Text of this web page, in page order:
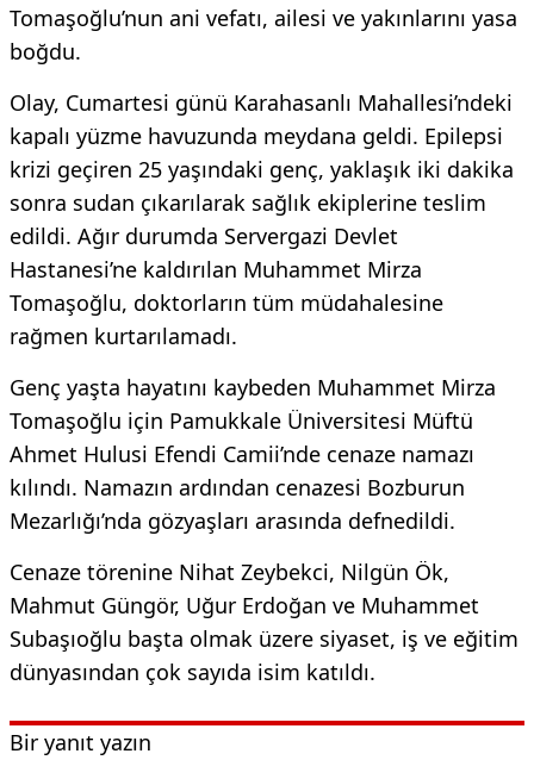
Tomaşoğlu’nun ani vefatı, ailesi ve yakınlarını yasa
boğdu.
Olay, Cumartesi günü Karahasanlı Mahallesi’ndeki
kapalı yüzme havuzunda meydana geldi. Epilepsi
krizi geçiren 25 yaşındaki genç, yaklaşık iki dakika
sonra sudan çıkarılarak sağlık ekiplerine teslim
edildi. Ağır durumda Servergazi Devlet
Hastanesi’ne kaldırılan Muhammet Mirza
Tomaşoğlu, doktorların tüm müdahalesine
rağmen kurtarılamadı.
Genç yaşta hayatını kaybeden Muhammet Mirza
Tomaşoğlu için Pamukkale Üniversitesi Müftü
Ahmet Hulusi Efendi Camii’nde cenaze namazı
kılındı. Namazın ardından cenazesi Bozburun
Mezarlığı’nda gözyaşları arasında defnedildi.
Cenaze törenine Nihat Zeybekci, Nilgün Ök,
Mahmut Güngör, Uğur Erdoğan ve Muhammet
Subaşıoğlu başta olmak üzere siyaset, iş ve eğitim
dünyasından çok sayıda isim katıldı.
Bir yanıt yazın